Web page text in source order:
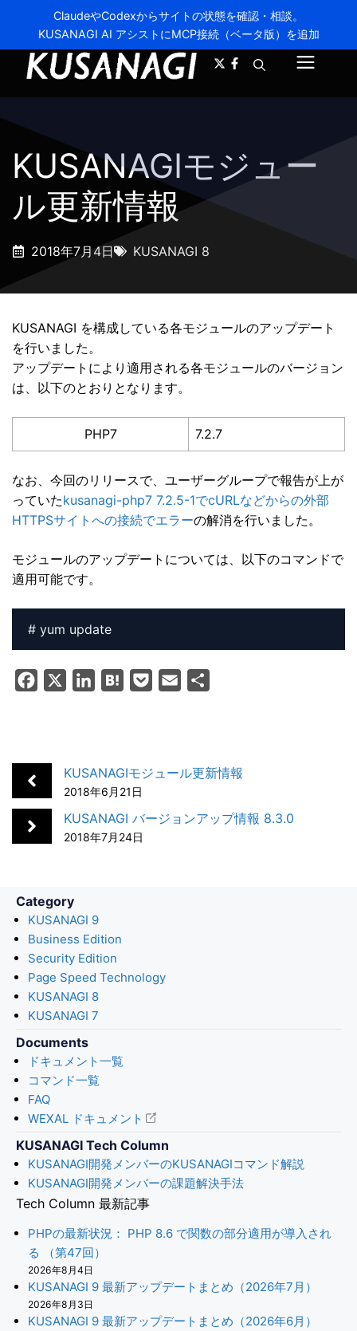
ClaudeやCodexからサイトの状態を確認・相談。
KUSANAGI AI アシストにMCP接続（ベータ版）を追加
ニ
KUSANAGIモジュー
ル更新情報
2018年7月4日 KUSANAGI 8
KUSANAGI を構成している各モジュールのアップデート
を行いました。
アップデートにより適用される各モジュールのバージョン
は、以下のとおりとなります。
PHP7 7.2.7
なお、今回のリリースで、ユーザーグループで報告が上が
っていたkusanagi-php7 7.2.5-1でcURLなどからの外部
HTTPSサイトへの接続でエラーの解消を行いました。
モジュールのアップデートについては、以下のコマンドで
適用可能です。
o
e
d
I
n
n
a
e
l
KUSANAGIモジュール更新情報
2018年6月21日
KUSANAGI バージョンアップ情報 8.3.0
2018年7月24日
Category
KUSANAGI 9
Business Edition
Security Edition
Page Speed Technology
KUSANAGI 8
KUSANAGI 7
Documents
ドキュメント一覧
コマンド一覧
FAQ
WEXAL ドキュメント
KUSANAGI Tech Column
KUSANAGI開発メンバーのKUSANAGIコマンド解説
KUSANAGI開発メンバーの課題解決手法
Tech Column 最新記事
PHPの最新状況： PHP 8.6 で関数の部分適用が導入され
る （第47回）
2026年8月4日
KUSANAGI 9 最新アップデートまとめ（2026年7月）
2026年8月3日
KUSANAGI 9 最新アップデートまとめ（2026年6月）
A- A+